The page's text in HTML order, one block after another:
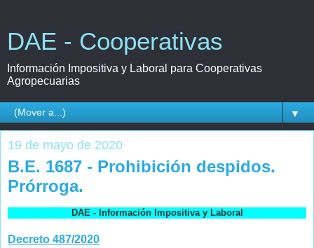
DAE - Cooperativas
Información Impositiva y Laboral para Cooperativas
Agropecuarias
▼
19 de mayo de 2020
B.E. 1687 - Prohibición despidos.
Prórroga.
DAE - Información Impositiva y Laboral
Decreto 487/2020